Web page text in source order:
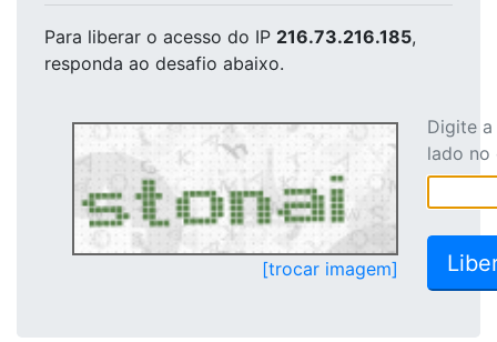
Para liberar o acesso do IP 216.73.216.185,
responda ao desafio abaixo.
[trocar imagem]
Digite
lado no